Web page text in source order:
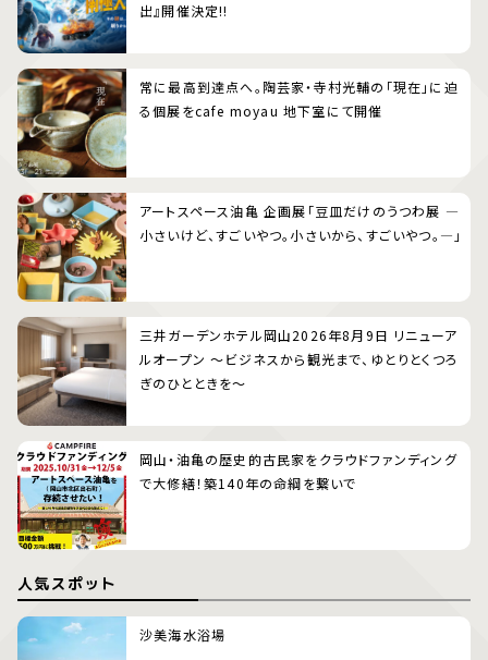
出』開催決定!!
常に最高到達点へ。陶芸家・寺村光輔の「現在」に迫
る個展をcafe moyau 地下室にて開催
アートスペース油亀 企画展「豆皿だけのうつわ展 ―
小さいけど、すごいやつ。小さいから、すごいやつ。―」
三井ガーデンホテル岡山2026年8月9日 リニューア
ルオープン 〜ビジネスから観光まで、ゆとりとくつろ
ぎのひとときを〜
岡山・油亀の歴史的古民家をクラウドファンディング
で大修繕！築140年の命綱を繋いで
人気スポット
沙美海水浴場